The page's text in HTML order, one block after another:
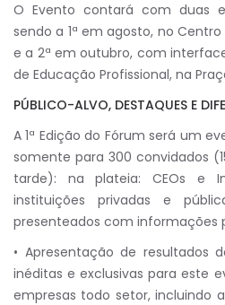
O Evento contará com duas
sendo a 1ª em agosto, no
e a 2ª em outubro, com
de Educação Profissional, na
PÚBLICO-ALVO, DESTAQUES E
A 1ª Edição do Fórum será um
somente para 300 convidados
tarde): na plateia: CEOs e
instituições privadas e
presenteados com informações
• Apresentação de resultados
inéditas e exclusivas para este
empresas todo setor, incluindo